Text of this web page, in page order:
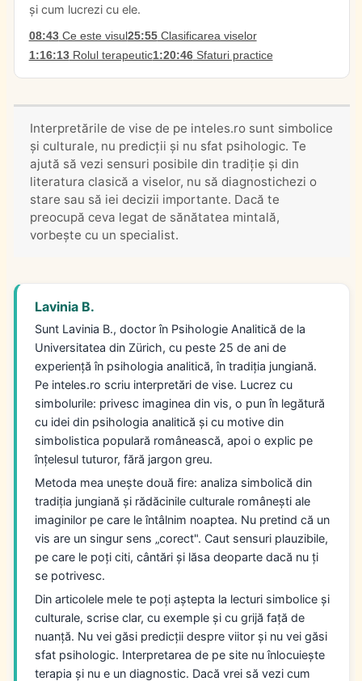
și cum lucrezi cu ele.
08:43Ce este visul 25:55Clasificarea viselor
1:16:13Rolul terapeutic1:20:46Sfaturi practice
Interpretările de vise de pe inteles.ro sunt simbolice
și culturale, nu predicții și nu sfat psihologic. Te
ajută să vezi sensuri posibile din tradiție și din
literatura clasică a viselor, nu să diagnostichezi o
stare sau să iei decizii importante. Dacă te
preocupă ceva legat de sănătatea mintală,
vorbește cu un specialist.
Lavinia B.
Sunt Lavinia B., doctor în Psihologie Analitică de la
Universitatea din Zürich, cu peste 25 de ani de
experiență în psihologia analitică, în tradiția jungiană.
Pe inteles.ro scriu interpretări de vise. Lucrez cu
simbolurile: privesc imaginea din vis, o pun în legătură
cu idei din psihologia analitică și cu motive din
simbolistica populară românească, apoi o explic pe
înțelesul tuturor, fără jargon greu.
Metoda mea unește două fire: analiza simbolică din
tradiția jungiană și rădăcinile culturale românești ale
imaginilor pe care le întâlnim noaptea. Nu pretind că un
vis are un singur sens „corect". Caut sensuri plauzibile,
pe care le poți citi, cântări și lăsa deoparte dacă nu ți
se potrivesc.
Din articolele mele te poți aștepta la lecturi simbolice și
culturale, scrise clar, cu exemple și cu grijă față de
nuanță. Nu vei găsi predicții despre viitor și nu vei găsi
sfat psihologic. Interpretarea de pe site nu înlocuiește
terapia și nu e un diagnostic. Dacă vrei să vezi cum